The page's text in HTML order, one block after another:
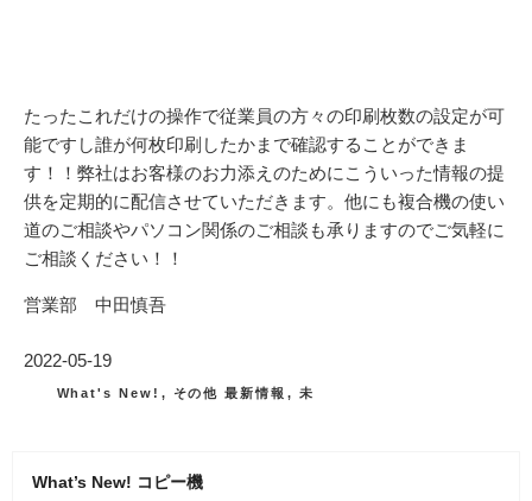
たったこれだけの操作で従業員の方々の印刷枚数の設定が可
能ですし誰が何枚印刷したかまで確認することができま
す！！弊社はお客様のお力添えのためにこういった情報の提
供を定期的に配信させていただきます。他にも複合機の使い
道のご相談やパソコン関係のご相談も承りますのでご気軽に
ご相談ください！！
営業部 中田慎吾
投
2022-05-19
カ
What's New! , その他 最新情報 , 未
What’s New! コピー機